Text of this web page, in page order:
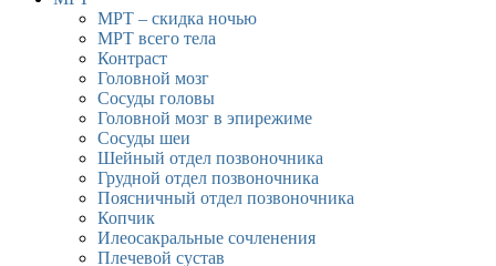
МРТ – скидка ночью
МРТ всего тела
Контраст
Головной мозг
Сосуды головы
Головной мозг в эпирежиме
Сосуды шеи
Шейный отдел позвоночника
Грудной отдел позвоночника
Поясничный отдел позвоночника
Копчик
Илеосакральные сочленения
Плечевой сустав